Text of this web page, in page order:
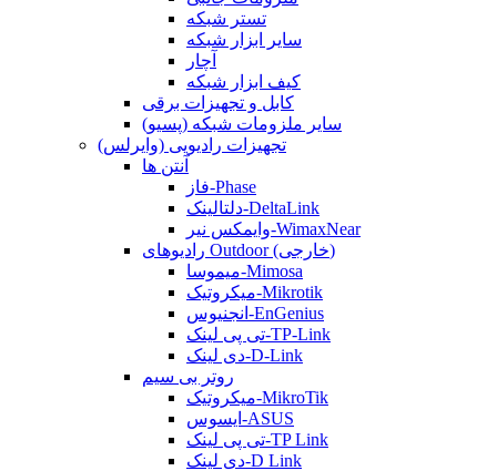
تستر شبکه
سایر ابزار شبکه
آچار
کیف ابزار شبکه
کابل و تجهیزات برقی
سایر ملزومات شبکه (پسیو)
تجهیزات رادیویی (وایرلس)
آنتن ها
فاز-Phase
دلتالینک-DeltaLink
وایمکس نیر-WimaxNear
رادیوهای Outdoor (خارجی)
میموسا-Mimosa
میکروتیک-Mikrotik
انجنیوس-EnGenius
تی پی لینک-TP-Link
دی لینک-D-Link
روتر بی سیم
میکروتیک-MikroTik
ایسوس-ASUS
تی پی لینک-TP Link
دی لینک-D Link